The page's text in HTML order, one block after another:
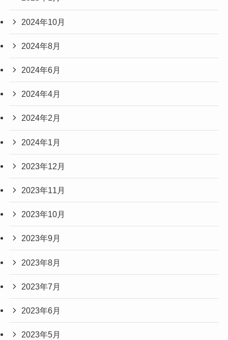
2024年10月
2024年8月
2024年6月
2024年4月
2024年2月
2024年1月
2023年12月
2023年11月
2023年10月
2023年9月
2023年8月
2023年7月
2023年6月
2023年5月